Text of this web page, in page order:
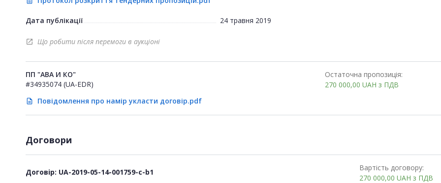
Дата публікації 24 травня 2019
open_in_new Що робити після перемоги в аукціоні
ПП "АВА И КО"
#34935074 (UA-EDR)
description Повідомлення про намір укласти договір.pdf
Остаточна пропозиція:
270 000,00 UAH з ПДВ
Договори
Договір: UA-2019-05-14-001759-c-b1
Вартість договору:
270 000,00 UAH з ПДВ